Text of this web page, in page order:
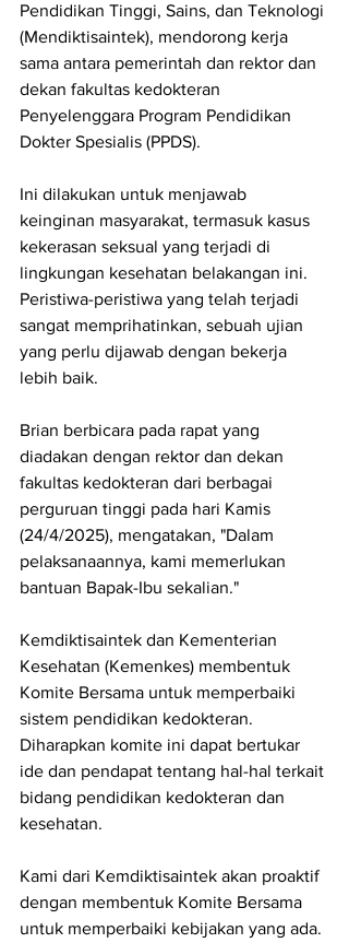
Pendidikan Tinggi, Sains, dan Teknologi
(Mendiktisaintek), mendorong kerja
sama antara pemerintah dan rektor dan
dekan fakultas kedokteran
Penyelenggara Program Pendidikan
Dokter Spesialis (PPDS).
Ini dilakukan untuk menjawab
keinginan masyarakat, termasuk kasus
kekerasan seksual yang terjadi di
lingkungan kesehatan belakangan ini.
Peristiwa-peristiwa yang telah terjadi
sangat memprihatinkan, sebuah ujian
yang perlu dijawab dengan bekerja
lebih baik.
Brian berbicara pada rapat yang
diadakan dengan rektor dan dekan
fakultas kedokteran dari berbagai
perguruan tinggi pada hari Kamis
(24/4/2025), mengatakan, "Dalam
pelaksanaannya, kami memerlukan
bantuan Bapak-Ibu sekalian."
Kemdiktisaintek dan Kementerian
Kesehatan (Kemenkes) membentuk
Komite Bersama untuk memperbaiki
sistem pendidikan kedokteran.
Diharapkan komite ini dapat bertukar
ide dan pendapat tentang hal-hal terkait
bidang pendidikan kedokteran dan
kesehatan.
Kami dari Kemdiktisaintek akan proaktif
dengan membentuk Komite Bersama
untuk memperbaiki kebijakan yang ada.